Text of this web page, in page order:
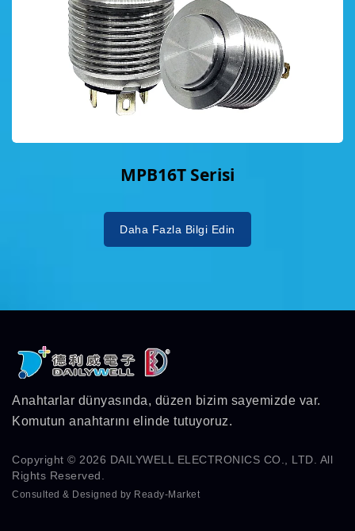
MPB16T Serisi
Daha Fazla Bilgi Edin
Anahtarlar dünyasında, düzen bizim sayemizde var.
Komutun anahtarını elinde tutuyoruz.
Copyright © 2026 DAILYWELL ELECTRONICS CO., LTD. All
Rights Reserved.
Consulted & Designed by Ready-Market